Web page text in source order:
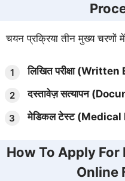
चयन प्रक्रिया तीन मुख्य चरणों
लिखित परीक्षा
दस्तावेज़ सत्यापन
मेडिकल टेस्ट
How To Apply
Online